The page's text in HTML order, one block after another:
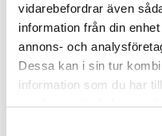
vidarebefordrar även
information från din
annons- och
Dessa kan i sin tur
information som du har
samlat in när du har
Hemmaträning
Elite Trainer Rivo +
5 999,00